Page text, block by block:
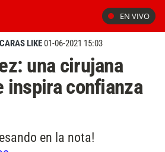
EN VIVO
LIKE01-06-2021 15:03
una cirujana
inspira confianza
en la nota!